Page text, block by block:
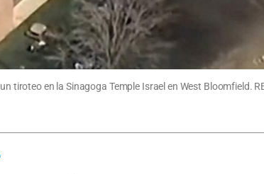
tiroteo en la Sinagoga Temple Israel en West Bloomfield.